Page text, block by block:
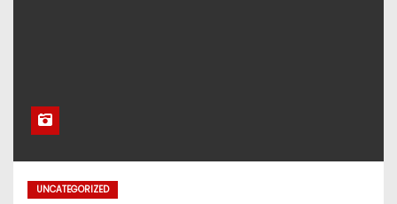
UNCATEGORIZED